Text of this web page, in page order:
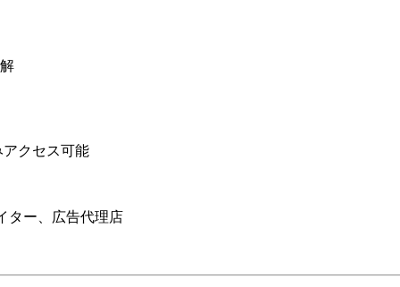
アクセス可能
ター、広告代理店